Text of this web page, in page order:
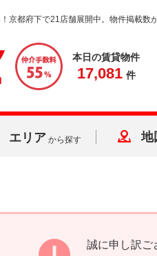
京都府下で21店舗展開中。物件掲載数
本日の賃貸物件
17,081 件
エリア から探す 地
誠に申し訳ご